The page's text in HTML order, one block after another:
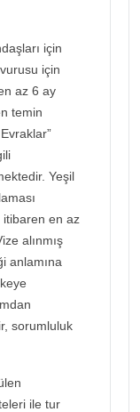
için
için
az 6 ay
temin
Yeşil
itibaren en az
alınmış
anlamına
sorumluluk
ile tur